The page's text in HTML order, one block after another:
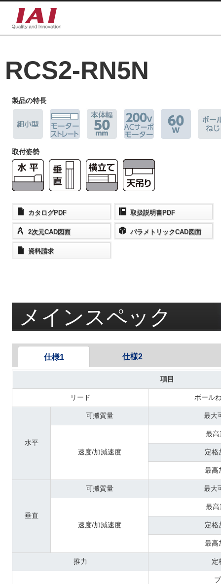
RCS2-RN5N
製品の特長
取付姿勢
カタログPDF
2次元CAD図面
資料請求
取扱説明書PDF
パラメトリックCAD図面
メインスペック
仕様1
項目
リード ボール
水平
可搬質量 最大
速度/加減速度
最高
定格
最高
垂直
可搬質量 最大
速度/加減速度
最高
定格
最高
推力 定
仕様2